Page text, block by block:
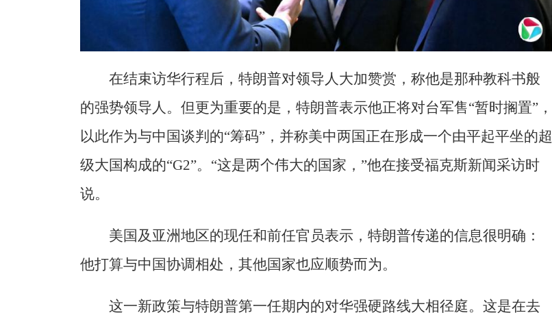
在结束访华行程后，特朗普对领导人大加赞赏，称他是那种教科书般
的强势领导人。但更为重要的是，特朗普表示他正将对台军售“暂时搁置”，
以此作为与中国谈判的“筹码”，并称美中两国正在形成一个由平起平坐的超
级大国构成的“G2”。“这是两个伟大的国家，”他在接受福克斯新闻采访时
说。
美国及亚洲地区的现任和前任官员表示，特朗普传递的信息很明确：
他打算与中国协调相处，其他国家也应顺势而为。
这一新政策与特朗普第一任期内的对华强硬路线大相径庭。这是在去